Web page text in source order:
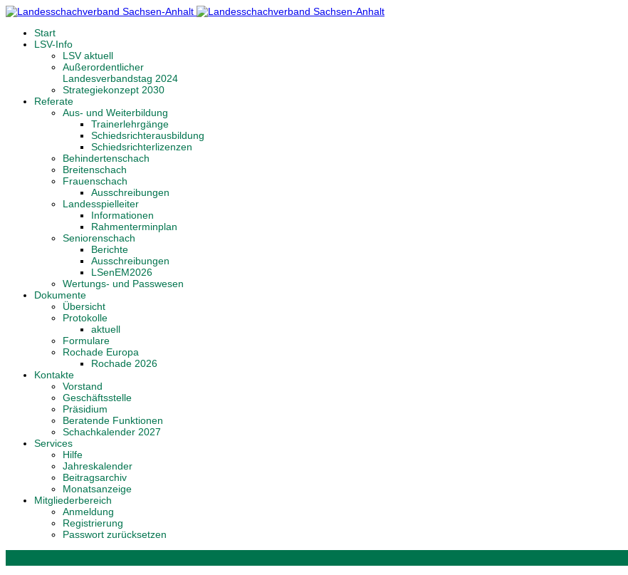
Start
LSV-Info
LSV aktuell
Außerordentlicher
Landesverbandstag 2024
Strategiekonzept 2030
Referate
Aus- und Weiterbildung
Trainerlehrgänge
Schiedsrichterausbildung
Schiedsrichterlizenzen
Behindertenschach
Breitenschach
Frauenschach
Ausschreibungen
Landesspielleiter
Informationen
Rahmenterminplan
Seniorenschach
Berichte
Ausschreibungen
LSenEM2026
Wertungs- und Passwesen
Dokumente
Übersicht
Protokolle
aktuell
Formulare
Rochade Europa
Rochade 2026
Kontakte
Vorstand
Geschäftsstelle
Präsidium
Beratende Funktionen
Schachkalender 2027
Services
Hilfe
Jahreskalender
Beitragsarchiv
Monatsanzeige
Mitgliederbereich
Anmeldung
Registrierung
Passwort zurücksetzen